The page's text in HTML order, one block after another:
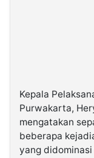
Kepala
Purwakarta,
mengatakan
beberapa
yang